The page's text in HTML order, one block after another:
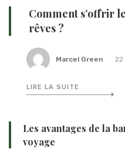
Comment s’offrir
rêves ?
Marcel Green 22
LIRE LA SUITE
Les avantages de la
voyage